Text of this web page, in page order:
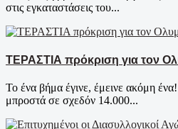
στις εγκαταστάσεις του...
ΤΕΡΑΣΤΙΑ πρόκριση για τον
Το ένα βήμα έγινε, έμεινε ακόμη
μπροστά σε σχεδόν 14.000...